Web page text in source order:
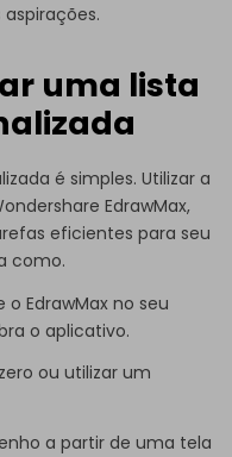
uma lista
é simples. Utilizar a
EdrawMax,
eficientes para seu
como.
EdrawMax no seu
o aplicativo.
ou utilizar um
a partir de uma tela